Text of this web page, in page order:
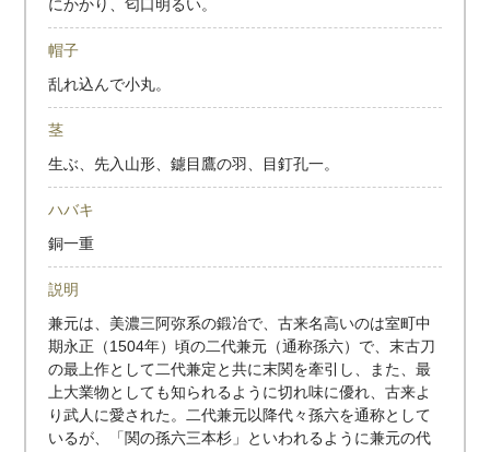
にかかり、匂口明るい。
帽子
乱れ込んで小丸。
茎
生ぶ、先入山形、鑢目鷹の羽、目釘孔一。
ハバキ
銅一重
説明
兼元は、美濃三阿弥系の鍛冶で、古来名高いのは室町中
期永正（1504年）頃の二代兼元（通称孫六）で、末古刀
の最上作として二代兼定と共に末関を牽引し、また、最
上大業物としても知られるように切れ味に優れ、古来よ
り武人に愛された。二代兼元以降代々孫六を通称として
いるが、「関の孫六三本杉」といわれるように兼元の代